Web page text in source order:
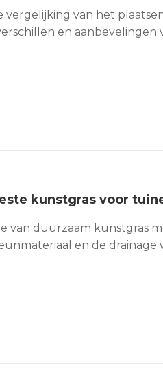
vergelijking van het
en aanbevelingen
kunstgras voor
van duurzaam kunstgras
en de